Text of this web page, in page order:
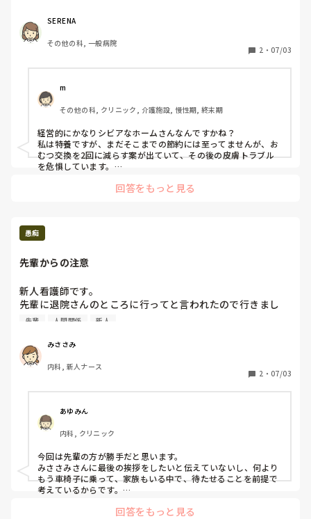
内容議事録、、
パソコンができない人達がいるので私がしないといけな
い。
往診先は2カ所あり、１箇所は臨時往診きますが聴診もしな
い。診に来るだけ。指示も仰にくく施設でやるだけのことを
やって。何でもすぐに薬を欲しがるな。と言われ、吸引チュ
ーブも10Frしか置いてくれない。
もう１箇所は観れないのに入居を受入れ、指示を仰ぐと専門
外なので低血糖で経口不可時は搬送。と注射の指示も出せな
いような往診先。私が再度、細かく指示をもらえるように作
成した指示仰いだ書類も効果なく、搬送と。
施設も節電とお昼の休憩は真っ暗な中休憩、手袋もペーパー
居室のおしりふきは一袋を1ヶ月分として使え、それ以外は
イレットペーパーを使えと。
夜勤業務は介護士業務。紹介予定派遣で病院受かったため面
談前に一旦退職切り出しました。しかし、今より通勤時間か
かるのがネックではありました。そうすると、古参が退職す
ると聞いたため留まりました。ですが、往診先のいい加減さ
に萎えてしまいました。病院断るんじゃ無かったと後悔して
います。
SERENA
その他の科, 一般病院
2 ・ 07/03
m
その他の科, クリニック, 介護施設, 慢性期, 終末期
経営的にかなりシビアなホームさんなんですかね？
私は特養ですが、まだそこまでの節約には至ってませんが、お
むつ交換を2回に減らす案が出ていて、その後の皮膚トラブル
を危惧しています。
不振でもお腹を触ることもしません。データしかみません。結
理不尽な対応も他部署から要求されたり、最近ストレスが多
いです。
回答をもっと見る
愚痴
先輩からの注意
新人看護師です。
先輩に退院さんのところに行ってと言われたので行きまし
た。
も2人いる状態でした。
最終の荷物チェックをし見送りをした後に先輩から患者さん
どこ？と言われたのでエレベータで下がっちゃいましたと言
そのあと先輩には勝手にしないでと注意を受けました。
私の確認不足かもしれないけど、先輩もステーションの前で
待っててとか一言欲しかったなと思いました。
自分悪かったかもしれないけどなかなか消化できないので吐
かせてください。
先輩 人間関係 新人
みささみ
内科, 新人ナース
2 ・ 07/03
あゆみん
内科, クリニック
今回は先輩の方が勝手だと思います。
みささみさんに最後の挨拶をしたいと伝えていないし、何より
もう車椅子に乗って、家族もいる中で、待たせることを前提で
考えているからです。
回答をもっと見る